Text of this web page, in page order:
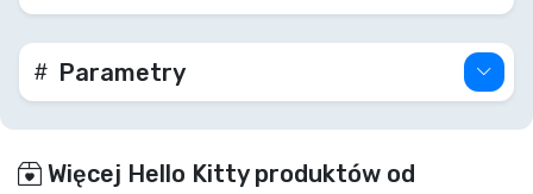
ręcznie.
Parametry
Więcej Hello Kitty produktów od